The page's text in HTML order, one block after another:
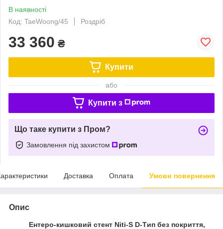
В наявності
Код: TaeWoong/45
Роздріб
33 360 ₴
Купити
або
Купити з
Що таке купити з Пром?
Замовлення під захистом
Доставка Оплата Умови повернення
Опис
Ентеро-кишковий стент Niti-S D-Tип без покриття,